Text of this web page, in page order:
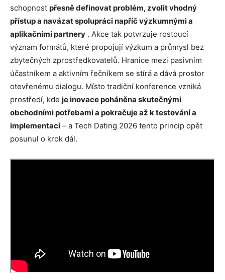
schopnost přesně definovat problém, zvolit vhodný
přístup a navázat spolupráci napříč výzkumnými a
aplikačními partnery . Akce tak potvrzuje rostoucí
význam formátů, které propojují výzkum a průmysl bez
zbytečných zprostředkovatelů. Hranice mezi pasivním
účastníkem a aktivním řečníkem se stírá a dává prostor
otevřenému dialogu. Místo tradiční konference vzniká
prostředí, kde je inovace poháněna skutečnými
obchodními potřebami a pokračuje až k testování a
implementaci – a Tech Dating 2026 tento princip opět
posunul o krok dál.